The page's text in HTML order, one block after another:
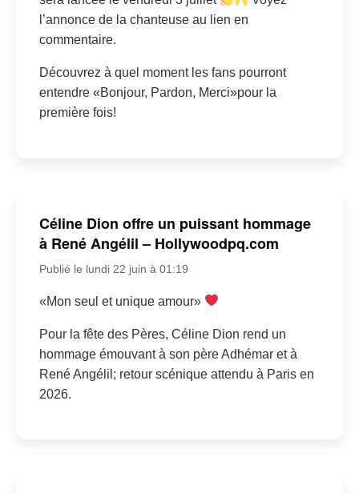
l’annonce de la chanteuse au lien en
commentaire.
Découvrez à quel moment les fans pourront
entendre «Bonjour, Pardon, Merci»pour la
première fois!
Céline Dion offre un puissant hommage
à René Angélil – Hollywoodpq.com
Publié le lundi 22 juin à 01:19
«Mon seul et unique amour»
Pour la fête des Pères, Céline Dion rend un
hommage émouvant à son père Adhémar et à
René Angélil; retour scénique attendu à Paris en
2026.